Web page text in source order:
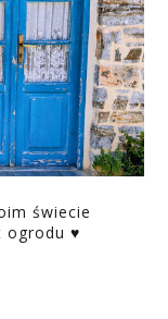
świecie
ogrodu ♥